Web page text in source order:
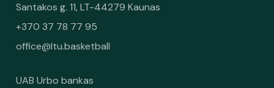
Santakos g. 11, LT-44279 Kaunas
+370 37 78 77 95
office@ltu.basketball
UAB Urbo bankas